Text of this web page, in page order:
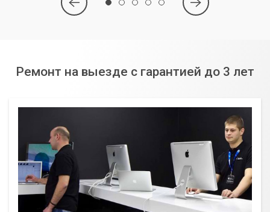
Ремонт на выезде с гарантией до 3 лет